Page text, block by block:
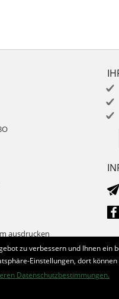
ausdrucken
zu verbessern und Ihnen ein
Einstellungen, dort
Datenschutzbestimmungen.